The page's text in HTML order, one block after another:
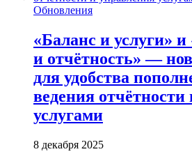
Обновления
«Баланс и услуги»
и отчётность» —
для удобства
ведения
услугами
8 декабря 2025